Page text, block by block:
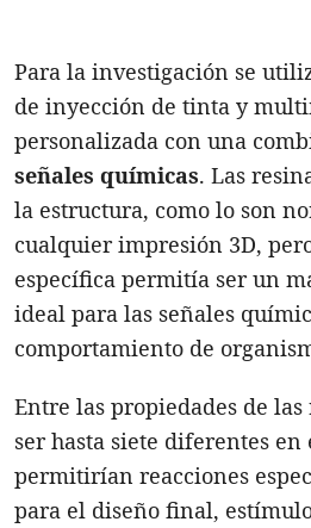
Para la investigación se
de inyección de tinta y
personalizada con una
señales químicas. Las
la estructura, como lo son
cualquier impresión 3D,
específica permitía ser un
ideal para las señales
comportamiento de
Entre las propiedades de
ser hasta siete diferentes en
permitirían reacciones
para el diseño final,